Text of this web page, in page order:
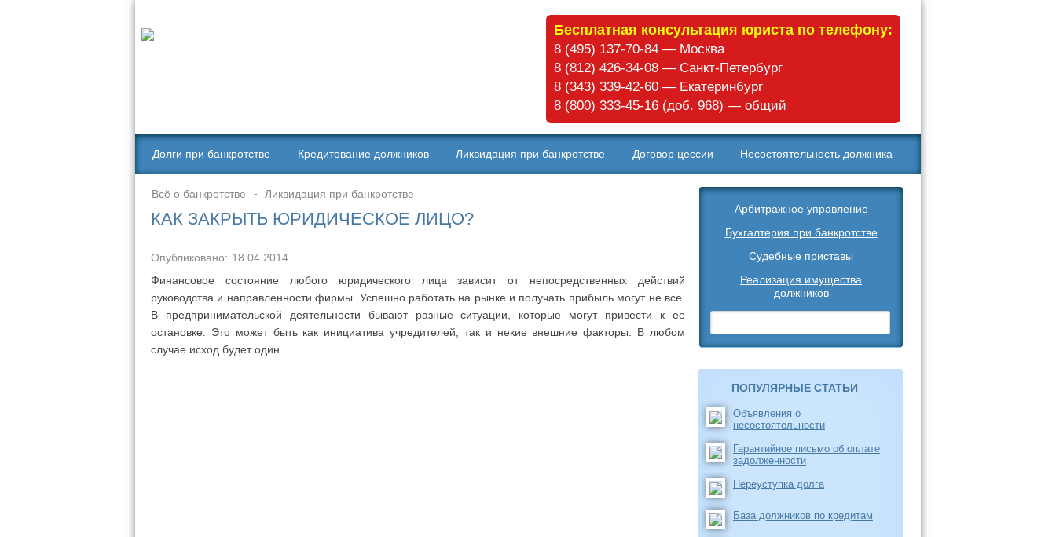
Долги при банкротстве Кредитование должников Ликвидация при банкротстве Договор цессии Несостоятельность должника
Арбитражное управление
Бухгалтерия при банкротстве
Судебные приставы
Реализация имущества
должников
Бесплатная консультация юриста по телефону:
8 (495) 137-70-84 — Москва
8 (812) 426-34-08 — Санкт-Петербург
8 (343) 339-42-60 — Екатеринбург
8 (800) 333-45-16 (доб. 968) — общий
Всё о банкротстве Ликвидация при банкротстве
КАК ЗАКРЫТЬ ЮРИДИЧЕСКОЕ ЛИЦО?
Опубликовано: 18.04.2014
Финансовое состояние любого юридического лица зависит от непосредственных действий
руководства и направленности фирмы. Успешно работать на рынке и получать прибыль могут не все.
В предпринимательской деятельности бывают разные ситуации, которые могут привести к ее
остановке. Это может быть как инициатива учредителей, так и некие внешние факторы. В любом
случае исход будет один.
ПОПУЛЯРНЫЕ СТАТЬИ
Объявления о
несостоятельности
Гарантийное письмо об оплате
задолженности
Переуступка долга
База должников по кредитам